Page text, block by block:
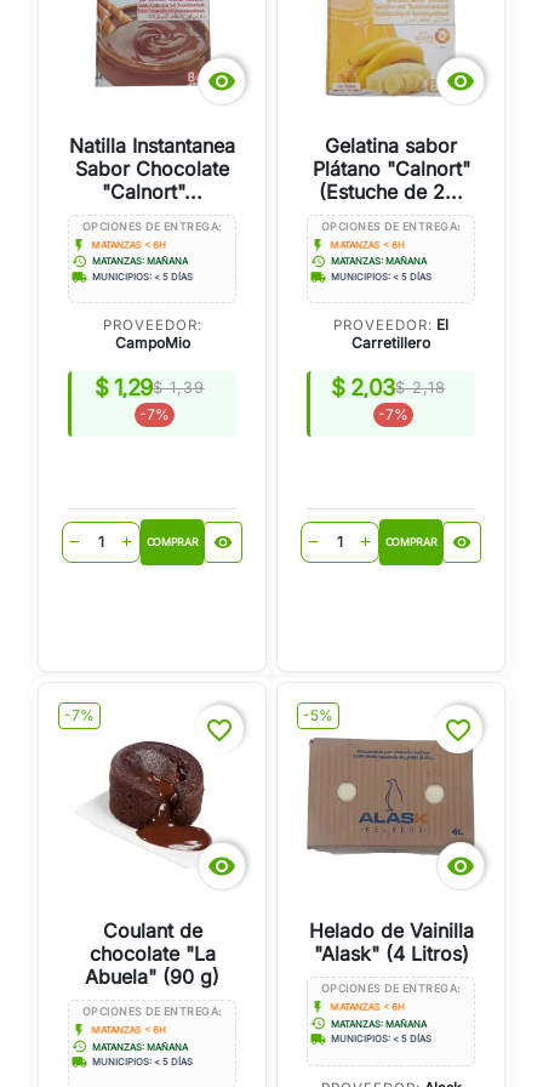

Natilla Instantanea
Sabor Chocolate
"Calnort"...
OPCIONES DE ENTREGA:
flash_on MATANZAS < 6H
history MATANZAS: MAÑANA
local_shipping MUNICIPIOS: < 5 DÍAS
PROVEEDOR:
CampoMio
$ 1,29$ 1,39
-7%
remove add COMPRAR visibility

Gelatina sabor
Plátano "Calnort"
(Estuche de 2...
OPCIONES DE ENTREGA:
flash_on MATANZAS < 6H
history MATANZAS: MAÑANA
local_shipping MUNICIPIOS: < 5 DÍAS
PROVEEDOR: El
Carretillero
$ 2,03$ 2,18
-7%
remove add COMPRAR visibility
-7%

favorite_border
Coulant de
chocolate "La
Abuela" (90 g)
OPCIONES DE ENTREGA:
flash_on MATANZAS < 6H
history MATANZAS: MAÑANA
local_shipping MUNICIPIOS: < 5 DÍAS
-5%

favorite_border
Helado de Vainilla
"Alask" (4 Litros)
OPCIONES DE ENTREGA:
flash_on MATANZAS < 6H
history MATANZAS: MAÑANA
local_shipping MUNICIPIOS: < 5 DÍAS